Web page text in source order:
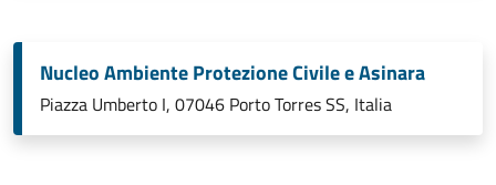
Nucleo Ambiente Protezione Civile e Asinara
Piazza Umberto I, 07046 Porto Torres SS, Italia